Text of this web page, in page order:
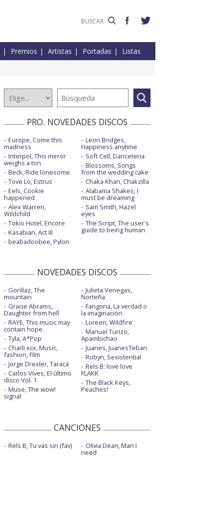
Premios Artistas Portadas Listas
PRO. NOVEDADES DISCOS
Europe, Come this
madness
Interpol, This mirror
weighs a ton
Beck, Ride lonesome
Tove Lo, Estrus
Eels, Cookie
happened
Alex Warren,
Wildchild
Tokio Hotel, Encore
Kasabian, Act III
beabadoobee, Pylon
Leon Bridges,
Happiness anytime
Soft Cell, Danceteria
Blossoms, Songs
from the wedding cake
Chaka Khan, Chakzilla
Alabama Shakes, I
must be dreaming
Sam Smith, Hazel
eyes
The Script, The user's
guide to being human
NOVEDADES DISCOS
Gorillaz, The
mountain
Gracie Abrams,
Daughter from hell
RAYE, This music may
contain hope.
Tyla, A*Pop
Charli xcx, Music,
fashion, film
Jorge Drexler, Taracá
Carlos Vives, El último
disco Vol. 1
Muse, The wow!
signal
Julieta Venegas,
Norteña
Fangoria, La verdad o
la imaginación
Loreen, Wildfire
Manuel Turizo,
Apambichao
Juanes, JuanesTeban
Robyn, Sexistential
Rels B: love love
FLAKK
The Black Keys,
Peaches!
CANCIONES
Rels B, Tu vas sin (fav) Olivia Dean, Man I
need